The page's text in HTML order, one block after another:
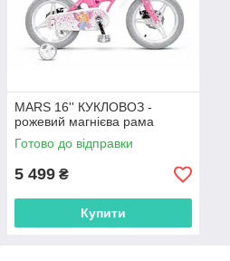
MARS 16'' КУКЛОВОЗ -
рожевий магнієва рама
Готово до відправки
5 499 ₴
Купити